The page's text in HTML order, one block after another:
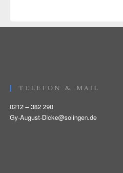
TELEFON & MAIL
0212 – 382 290
Gy-August-Dicke@solingen.de